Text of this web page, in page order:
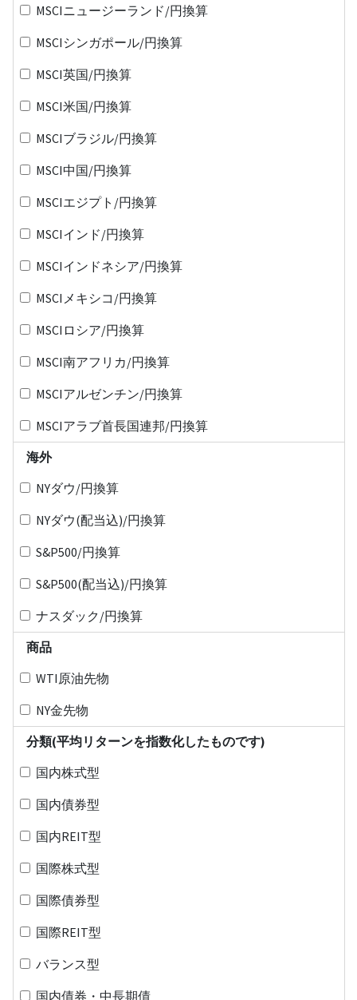
MSCIニュージーランド/円換算
MSCIシンガポール/円換算
MSCI英国/円換算
MSCI米国/円換算
MSCIブラジル/円換算
MSCI中国/円換算
MSCIエジプト/円換算
MSCIインド/円換算
MSCIインドネシア/円換算
MSCIメキシコ/円換算
MSCIロシア/円換算
MSCI南アフリカ/円換算
MSCIアルゼンチン/円換算
MSCIアラブ首長国連邦/円換算
海外
NYダウ/円換算
NYダウ(配当込)/円換算
S&P500/円換算
S&P500(配当込)/円換算
ナスダック/円換算
商品
WTI原油先物
NY金先物
分類(平均リターンを指数化したものです)
国内株式型
国内債券型
国内REIT型
国際株式型
国際債券型
国際REIT型
バランス型
国内債券・中長期債